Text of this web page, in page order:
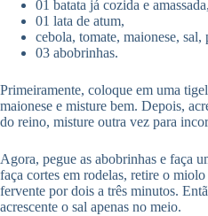
01 batata já cozida e amassada,
01 lata de atum,
cebola, tomate, maionese,
03 abobrinhas.
Primeiramente, coloque em uma
maionese e misture bem. Depois,
do reino, misture outra vez para
Agora, pegue as abobrinhas e faça
faça cortes em rodelas, retire o
fervente por dois a três minutos.
acrescente o sal apenas no meio.